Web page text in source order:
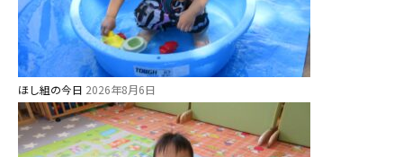
ほし組の今日 2026年8月6日